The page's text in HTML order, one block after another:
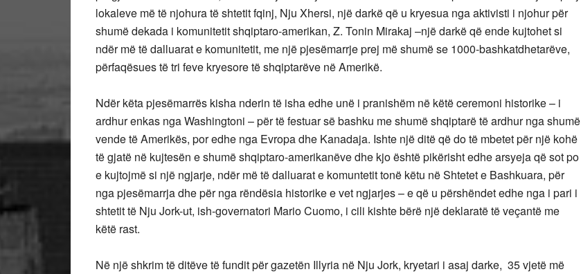
lokaleve më të njohura të shtetit fqinj, Nju Xhersi, një darkë që u kryesua nga aktivisti i njohur për
shumë dekada i komunitetit shqiptaro-amerikan, Z. Tonin Mirakaj –një darkë që ende kujtohet si
ndër më të dalluarat e komunitetit, me një pjesëmarrje prej më shumë se 1000-bashkatdhetarëve,
përfaqësues të tri feve kryesore të shqiptarëve në Amerikë.
Ndër këta pjesëmarrës kisha nderin të isha edhe unë i pranishëm në këtë ceremoni historike – i
ardhur enkas nga Washingtoni – për të festuar së bashku me shumë shqiptarë të ardhur nga shumë
vende të Amerikës, por edhe nga Evropa dhe Kanadaja. Ishte një ditë që do të mbetet për një kohë
të gjatë në kujtesën e shumë shqiptaro-amerikanëve dhe kjo është pikërisht edhe arsyeja që sot po
e kujtojmë si një ngjarje, ndër më të dalluarat e komuntetit tonë këtu në Shtetet e Bashkuara, për
nga pjesëmarrja dhe për nga rëndësia historike e vet ngjarjes – e që u përshëndet edhe nga i pari i
shtetit të Nju Jork-ut, ish-governatori Mario Cuomo, i cili kishte bërë një deklaratë të veçantë me
këtë rast.
Në një shkrim të ditëve të fundit për gazetën Illyria në Nju Jork, kryetari i asaj darke, 35 vjetë më